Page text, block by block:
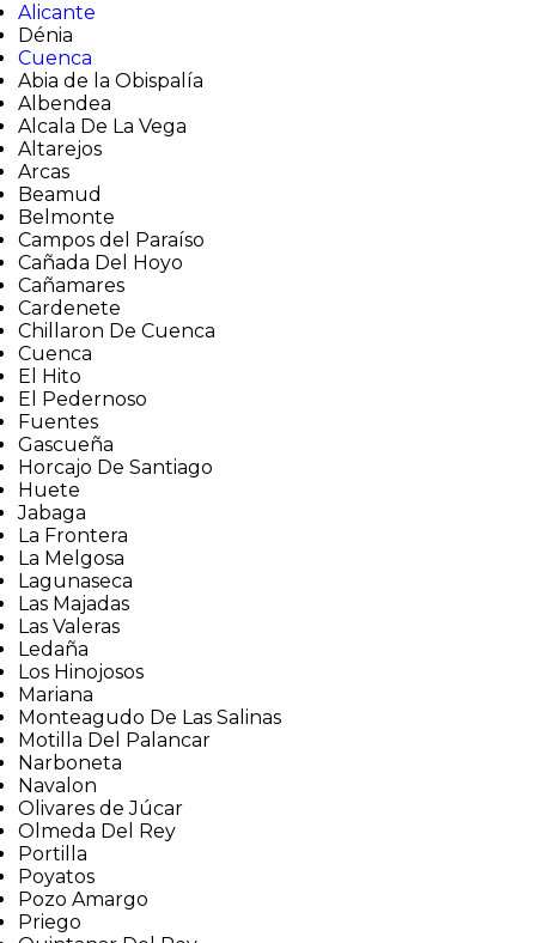
Alicante
Dénia
Cuenca
Abia de la Obispalía
Albendea
Alcala De La Vega
Altarejos
Arcas
Beamud
Belmonte
Campos del Paraíso
Cañada Del Hoyo
Cañamares
Cardenete
Chillaron De Cuenca
Cuenca
El Hito
El Pedernoso
Fuentes
Gascueña
Horcajo De Santiago
Huete
Jabaga
La Frontera
La Melgosa
Lagunaseca
Las Majadas
Las Valeras
Ledaña
Los Hinojosos
Mariana
Monteagudo De Las Salinas
Motilla Del Palancar
Narboneta
Navalon
Olivares de Júcar
Olmeda Del Rey
Portilla
Poyatos
Pozo Amargo
Priego